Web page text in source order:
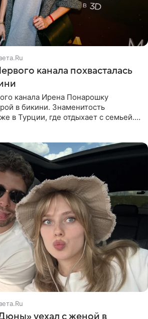
канала похвасталась
канала Ирена Понарошку
в бикини. Знаменитость
в Турции, где отдыхает с семьей.
уехал с женой в